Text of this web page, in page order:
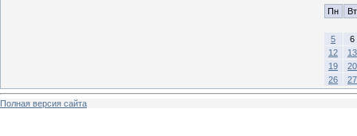
Пн Вт
5
6
12
13
19
20
26
27
Полная версия сайта